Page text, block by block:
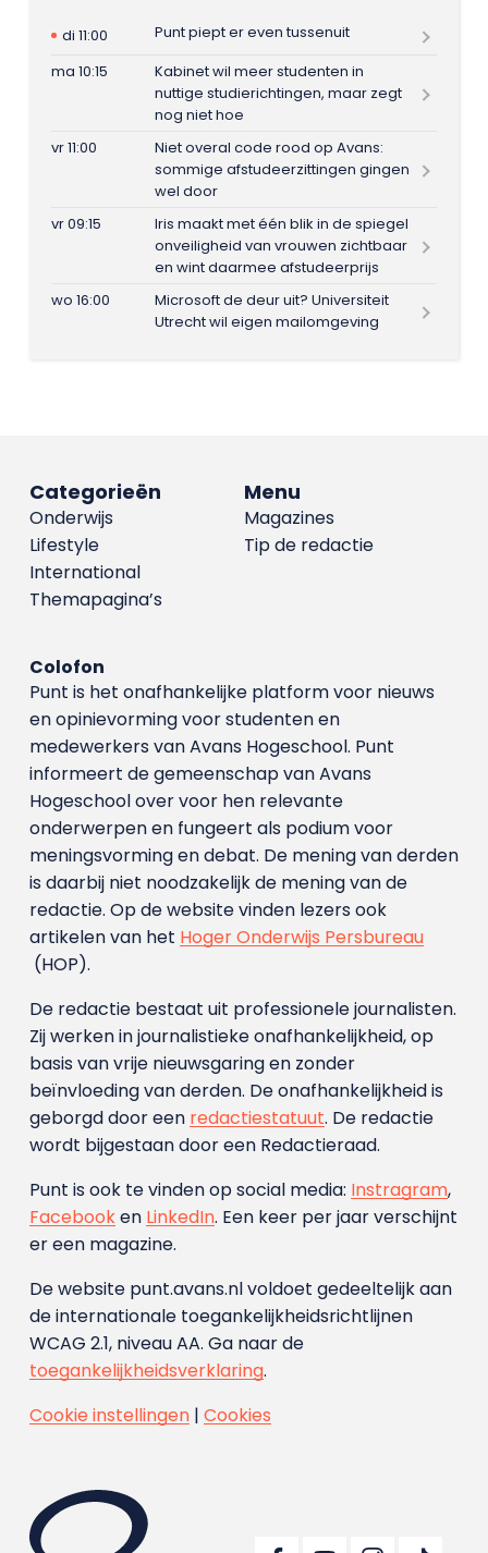
di 11:00
Punt piept er even tussenuit
ma 10:15
Kabinet wil meer studenten in
nuttige studierichtingen, maar zegt
nog niet hoe
vr 11:00
Niet overal code rood op Avans:
sommige afstudeerzittingen gingen
wel door
vr 09:15
Iris maakt met één blik in de spiegel
onveiligheid van vrouwen zichtbaar
en wint daarmee afstudeerprijs
wo 16:00
Microsoft de deur uit? Universiteit
Utrecht wil eigen mailomgeving
Menu
Magazines
Tip de redactie
Categorieën
Onderwijs
Lifestyle
International
Themapagina’s
Colofon
Punt is het onafhankelijke platform voor nieuws
en opinievorming voor studenten en
medewerkers van Avans Hoge­school. Punt
informeert de gemeenschap van Avans
Hogeschool over voor hen relevante
onderwerpen en fungeert als podium voor
meningsvorming en debat. De mening van derden
is daarbij niet noodzakelijk de mening van de
redactie. Op de website vinden lezers ook
artikelen van het Hoger Onderwijs Persbureau
(HOP).
De redactie bestaat uit professionele journalisten.
Zij werken in journalistieke onafhankelijkheid, op
basis van vrije nieuwsgaring en zonder
beïnvloeding van derden. De onafhankelijkheid is
geborgd door een redactiestatuut. De redactie
wordt bijgestaan door een Redactieraad.
Punt is ook te vinden op social media: Instragram,
Facebooken LinkedIn. Een keer per jaar verschijnt
er een magazine.
De website punt.avans.nl voldoet gedeeltelijk aan
de internationale toegankelijkheidsrichtlijnen
WCAG 2.1, niveau AA. Ga naar de
toegankelijkheidsverklaring.
Cookie instellingen| Cookies